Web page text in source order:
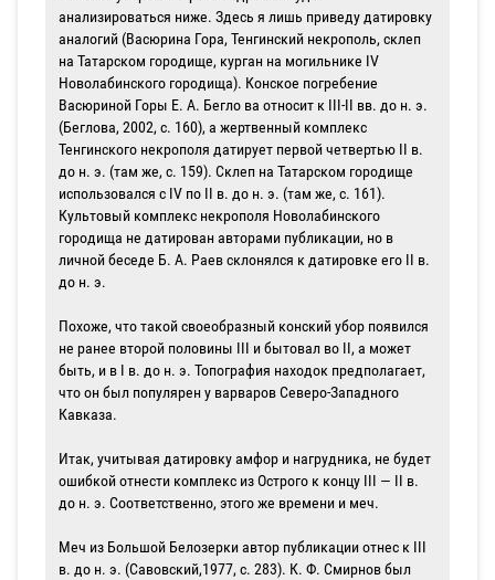
анализироваться ниже. Здесь я лишь приведу датировку
аналогий (Васюрина Гора, Тенгинский некрополь, склеп
на Та­тарском городище, курган на могильнике IV
Новолабинского городища). Конское погребение
Васюриной Горы Е. А. Бегло­ ва относит к III-II вв. до н. э.
(Беглова, 2002, с. 160), а жертвенный комплекс
Тенгинского некрополя датирует первой чет­вертью II в.
до н. э. (там же, с. 159). Склеп на Татарском городище
использовался с IV по II в. до н. э. (там же, с. 161).
Культо­вый комплекс некрополя Новолабинского
городища не датирован авторами публи­кации, но в
личной беседе Б. А. Раев скло­нялся к датировке его II в.
до н. э.
Похоже, что такой своеобразный кон­ский убор появился
не ранее второй поло­вины III и бытовал во II, а может
быть, и в I в. до н. э. Топография находок предпола­гает,
что он был популярен у варваров Северо-Западного
Кавказа.
Итак, учитывая датировку амфор и нагрудника, не будет
ошибкой отнести комплекс из Острого к концу III — II в.
до н. э. Соответственно, этого же време­ни и меч.
Меч из Большой Белозерки автор пуб­ликации отнес к III
в. до н. э. (Савовский,1977, с. 283). К. Ф. Смирнов был